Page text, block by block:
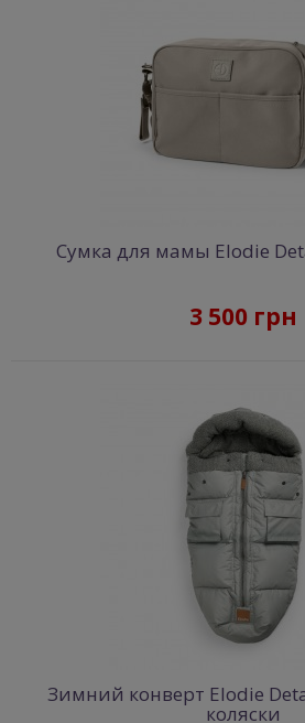
Сумка для мамы Elodie
3 500 грн
Зимний конверт Elodie
коляски